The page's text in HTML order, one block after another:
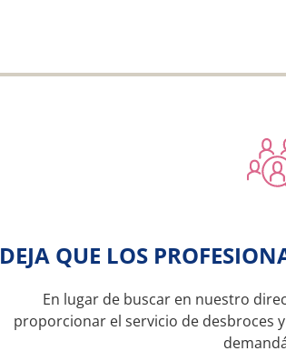
DEJA QUE LOS
En lugar de buscar en nuestro
proporcionar el servicio de desbroces